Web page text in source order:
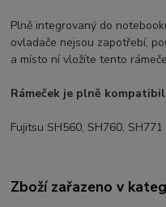
Plně integrovaný do
ovladače nejsou zapotřebí,
a místo ní vložíte tento
Rámeček je plně
Fujitsu SH560, SH760, SH771
Zboží zařazeno v